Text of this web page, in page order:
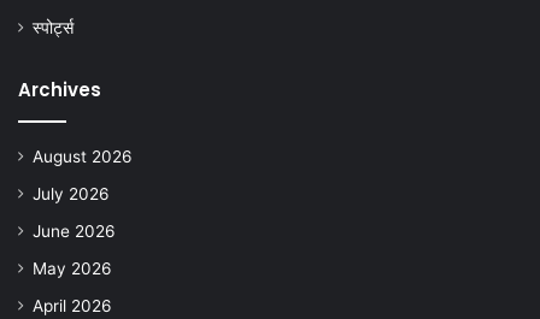
स्पोर्ट्स
Archives
August 2026
July 2026
June 2026
May 2026
April 2026